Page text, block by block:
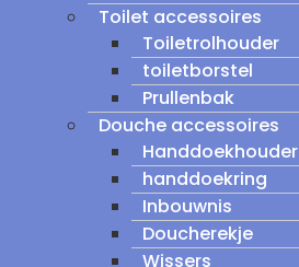
Toilet accessoires
Toiletrolhouder
toiletborstel
Prullenbak
Douche accessoires
Handdoekhouder
handdoekring
Inbouwnis
Doucherekje
Wissers